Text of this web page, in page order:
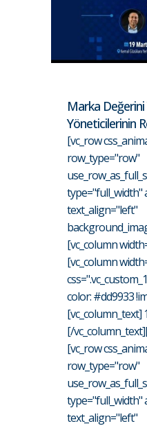
Marka
Yöneticilerinin
[vc_row
row_type="row"
type="full_width"
text_align="left"
[vc_column
[vc_column
color: #dd9933
[vc_column_text]
[/
[vc_row
row_type="row"
type="full_width"
text_align="left"